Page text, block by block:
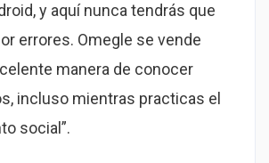
y aquí nunca tendrás que
errores. Omegle se vende
manera de conocer
incluso mientras practicas el
social”.